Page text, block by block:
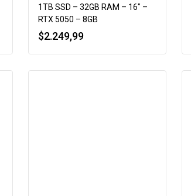
1TB SSD – 32GB RAM – 16″ –
RTX 5050 – 8GB
$2.249,99